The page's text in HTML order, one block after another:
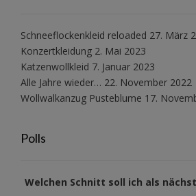
Schneeflockenkleid reloaded 27. März
Konzertkleidung 2. Mai 2023
Katzenwollkleid 7. Januar 2023
Alle Jahre wieder… 22. November 2022
Wollwalkanzug Pusteblume 17.
Polls
Welchen Schnitt soll ich als